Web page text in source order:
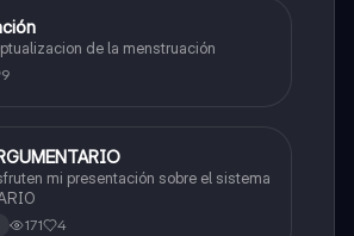
de la menstruación
9
mi presentación sobre el sistema
171 4